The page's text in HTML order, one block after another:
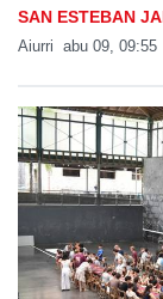
SAN ESTEBAN
Aiurri abu 09, 09:55